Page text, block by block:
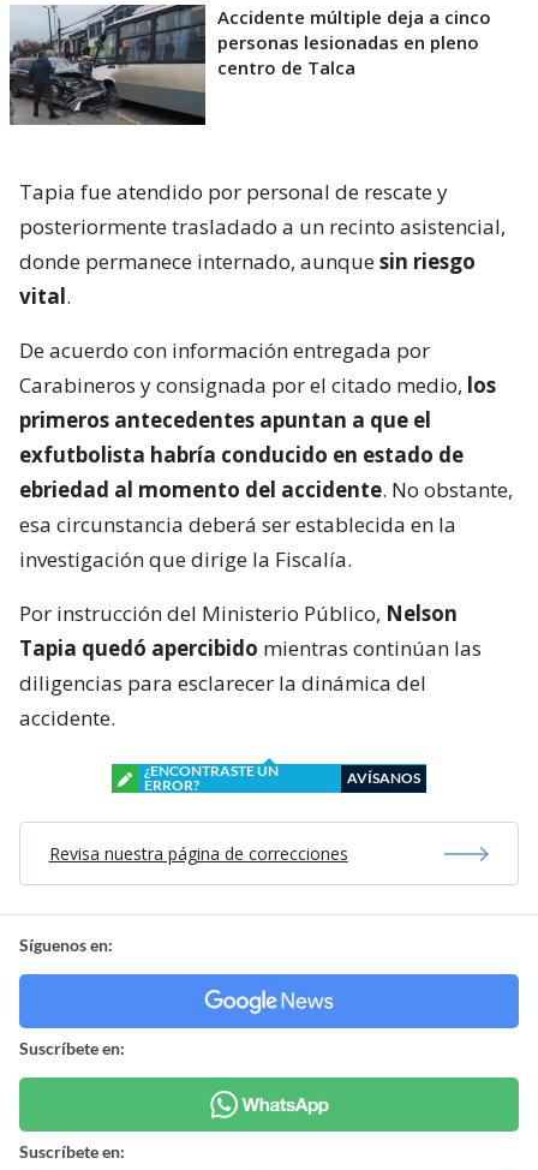
Accidente múltiple deja a cinco
personas lesionadas en pleno
centro de Talca
Tapia fue atendido por personal de rescate y
posteriormente trasladado a un recinto asistencial,
donde permanece internado, aunquesin riesgo
vital.
De acuerdo con información entregada por
Carabineros y consignada por el citado medio, los
primeros antecedentes apuntan a que el
exfutbolista habría conducido en estado de
ebriedad al momento del accidente. No obstante,
esa circunstancia deberá ser establecida en la
investigación que dirige la Fiscalía.
Por instrucción del Ministerio Público, Nelson
Tapia quedó apercibido mientras continúan las
diligencias para esclarecer la dinámica del
accidente.
¿ENCONTRASTE UN
ERROR?
AVÍSANOS
Revisa nuestra página de correcciones
Síguenos en:
Suscríbete en:
Suscríbete en: